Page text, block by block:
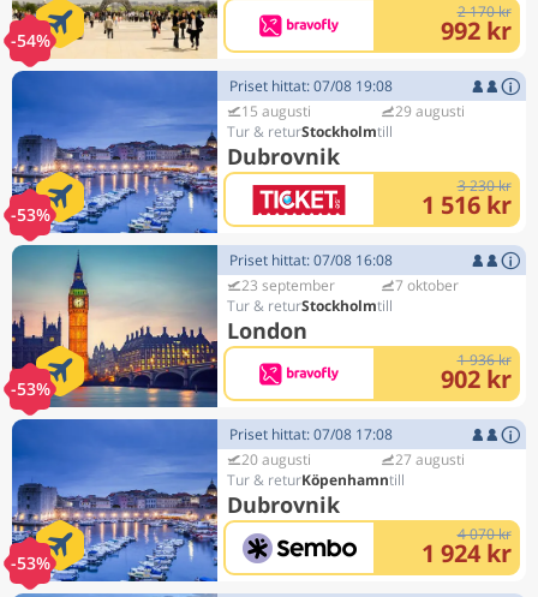
-54%
2 170 kr
992 kr
-53%
Priset hittat: 07/08 19:08
15 augusti
Stockholm
Dubrovnik
29 augusti
3 230 kr
1 516 kr
-53%
Priset hittat: 07/08 16:08
23 september
Stockholm
London
7 oktober
1 936 kr
902 kr
-53%
Priset hittat: 07/08 17:08
20 augusti
Köpenhamn
Dubrovnik
27 augusti
4 070 kr
1 924 kr